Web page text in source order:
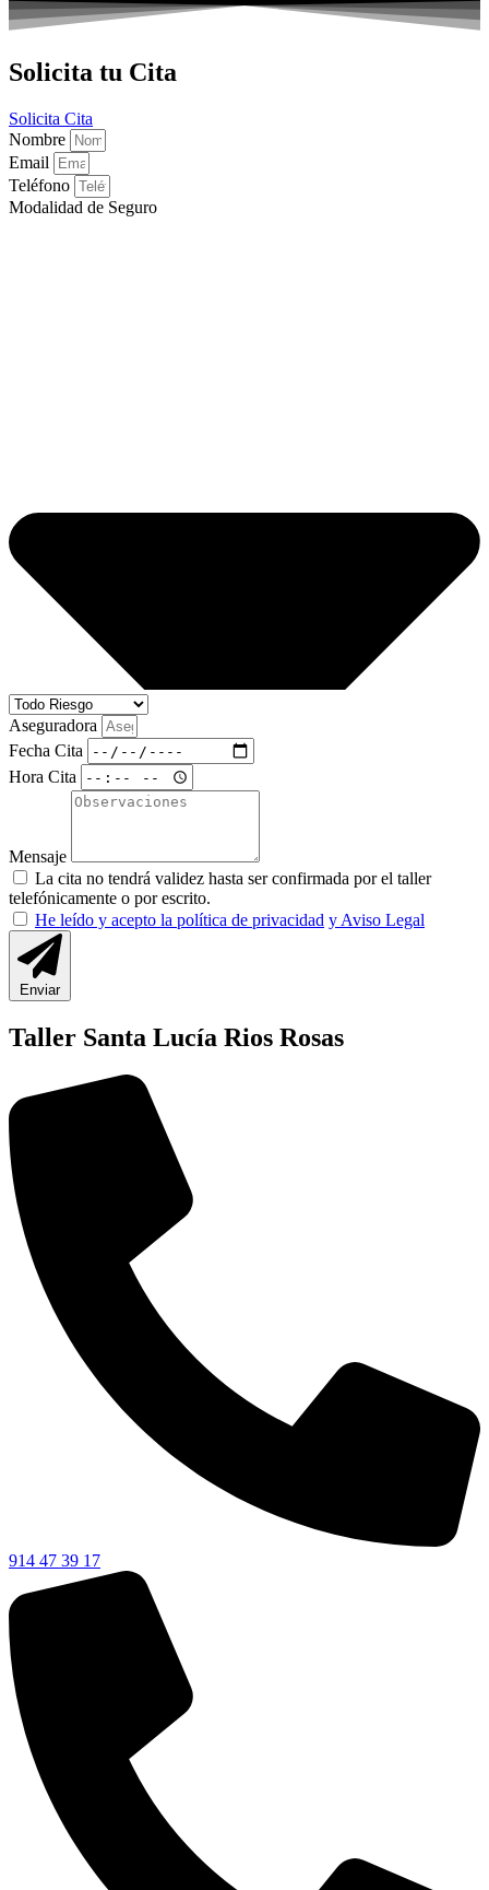
Solicita tu Cita
Solicita Cita
Nombre
Email
Teléfono
Modalidad de Seguro
Aseguradora
Fecha Cita
Hora Cita
Mensaje
La cita no tendrá validez hasta ser confirmada por el taller
telefónicamente o por escrito.
He leído y acepto la política de privacidad y Aviso Legal
Enviar
Taller Santa Lucía Rios Rosas
914 47 39 17